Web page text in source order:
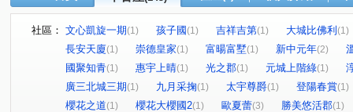
社區： 文心凱旋一期(1) 孩子國(1) 吉祥吉第(1) 大城比佛利 (1)
長安天廈(1) 崇德皇家(1) 富暘富墅(1) 新中元年(2)
國聚知青(1) 惠宇上晴(1) 光之郡(1) 元城上階綠(1)
廣三北城三期(1) 九月采掬(1) 太宇尊爵(1) 登陽春賞(1)
櫻花之道(1) 櫻花大櫻國2(1) 歐夏蕾(3) 勝美悠活郡(1)